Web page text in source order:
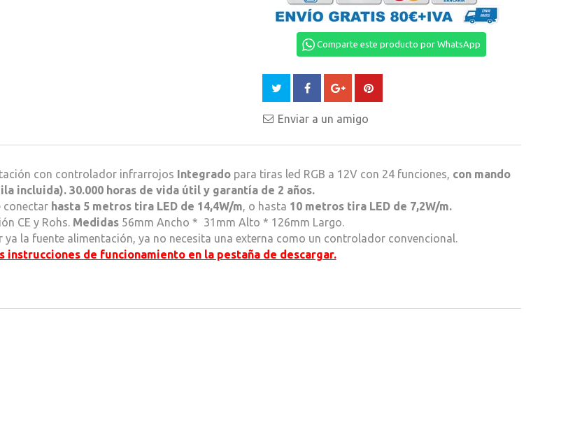
Comparte este producto por WhatsApp
Enviar a un amigo
con controlador infrarrojos Integradopara tiras led RGB a 12V con 24 funciones, con mando
incluida). 30.000 horas de vida útily garantía de 2 años.
conectar hasta 5 metros tira LED de 14,4W/m, o hasta 10 metros tira LED de 7,2W/m.
CE y Rohs. Medidas56mm Ancho * 31mm Alto * 126mm Largo.
la fuente alimentación, ya no necesita una externa como un controlador convencional.
instrucciones de funcionamiento en la pestaña de descargar.